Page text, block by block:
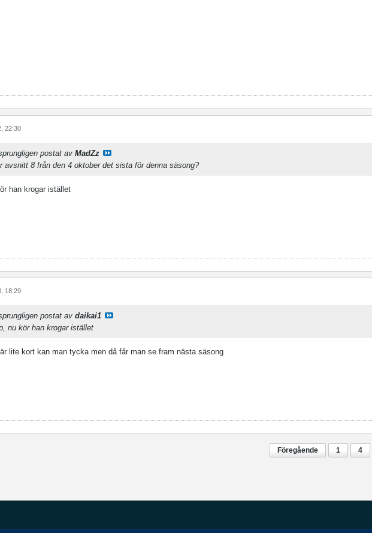
22:30
postat av MadZz
avsnitt 8 från den 4 oktober det sista för denna säsong?
han krogar istället
18:29
postat av daikai1
nu kör han krogar istället
lite kort kan man tycka men då får man se fram nästa säsong
Föregående 1 4